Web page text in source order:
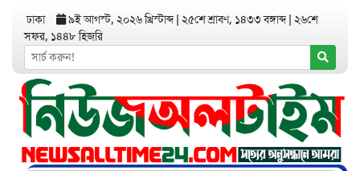
ঢাকা ৯ই আগস্ট, ২০২৬ খ্রিস্টাব্দ ২৫শে শ্রাবণ, ১৪৩৩ বঙ্গাব্দ ২৬শে
সফর, ১৪৪৮ হিজরি